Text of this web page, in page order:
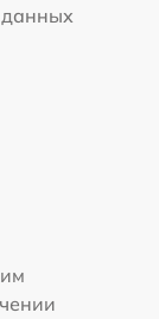
данных